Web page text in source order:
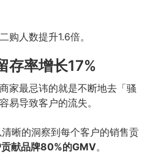
购人数提升1.6倍。
存率增长17%
家最忌讳的就是不断地去「骚
易导致客户的流失。
晰的洞察到每个客户的销售贡
献品牌80%的GMV。